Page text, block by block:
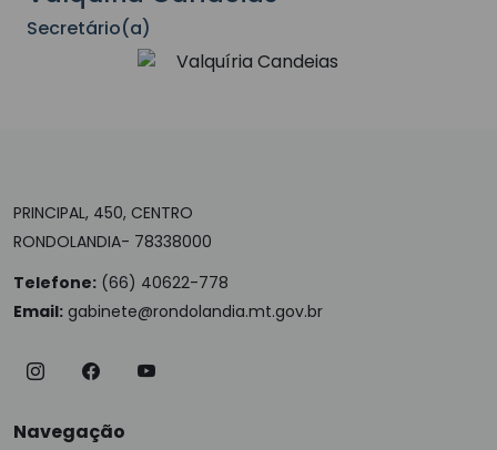
Secretário(a)
PRINCIPAL, 450, CENTRO
RONDOLANDIA- 78338000
Telefone: (66) 40622-778
Email: gabinete@rondolandia.mt.gov.br
Navegação